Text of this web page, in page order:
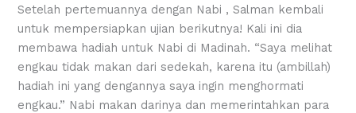
Setelah pertemuannya dengan Nabi , Salman kembali
untuk mempersiapkan ujian berikutnya! Kali ini dia
membawa hadiah untuk Nabi di Madinah. “Saya melihat
engkau tidak makan dari sedekah, karena itu (ambillah)
hadiah ini yang dengannya saya ingin menghormati
engkau.” Nabi makan darinya dan memerintahkan para